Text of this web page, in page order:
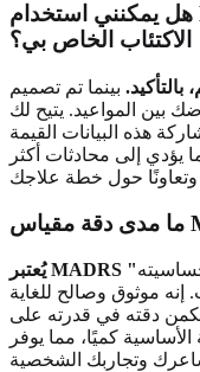
هل يمكنني استخدام MADRS للتقييم الذاتي لتتبع علاج
الاكتئاب الخاص بي؟
بالتأكيد. بينما تم تصميم MADRS للاستخدام السريري، فإنه
بين المواعيد. يتيح لك
هذه البيانات القيمة
يؤدي إلى محادثات أكثر
إنه موثوق وصالح للغاية
تكمن دقته في قدرته على
كميًا، مما يوفر